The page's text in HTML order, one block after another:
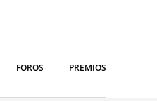
FOROS PREMIOS